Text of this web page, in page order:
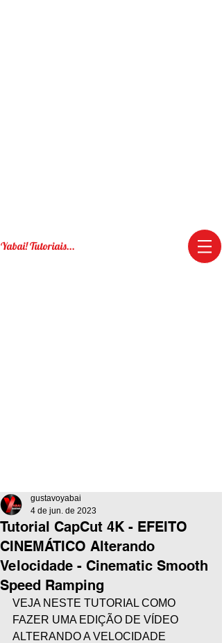
Yabai! Tutoriais...
Tutorial CapCut 4K - EFEITO
CINEMÁTICO Alterando
Velocidade - Cinematic Smooth
Speed Ramping
gustavoyabai
4 de jun. de 2023
VEJA NESTE TUTORIAL COMO
FAZER UMA EDIÇÃO DE VÍDEO
ALTERANDO A VELOCIDADE